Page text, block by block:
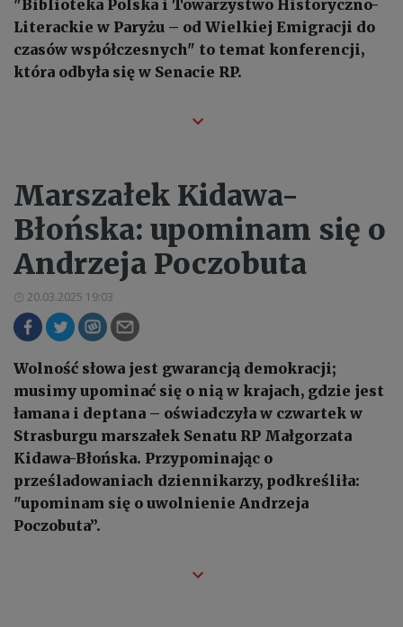
"Biblioteka Polska i Towarzystwo Historyczno-
Literackie w Paryżu – od Wielkiej Emigracji do
czasów współczesnych" to temat konferencji,
która odbyła się w Senacie RP.
Marszałek Kidawa-
Błońska: upominam się o
Andrzeja Poczobuta
20.03.2025 19:03
Wolność słowa jest gwarancją demokracji;
musimy upominać się o nią w krajach, gdzie jest
łamana i deptana – oświadczyła w czwartek w
Strasburgu marszałek Senatu RP Małgorzata
Kidawa-Błońska. Przypominając o
prześladowaniach dziennikarzy, podkreśliła:
"upominam się o uwolnienie Andrzeja
Poczobuta”.